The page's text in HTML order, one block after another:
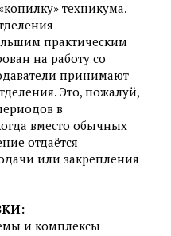
техникума.
практическим
на работу со
принимают
Это, пожалуй,
в
вместо обычных
отдаётся
или закрепления
и комплексы